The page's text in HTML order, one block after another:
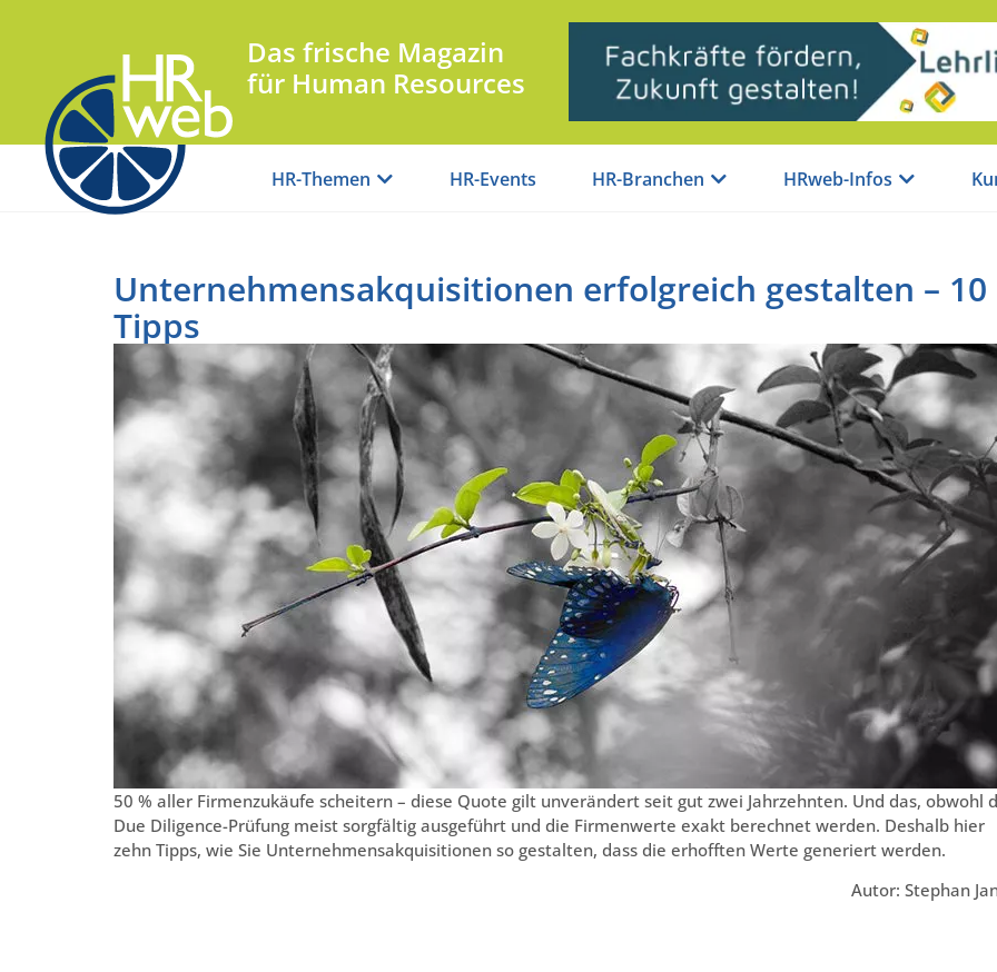
Das frische Magazin
für Human Resources
HR-Themen HR-Events HR-Branchen HRweb-Infos
Unternehmensakquisitionen erfolgreich gestalten – 10
Tipps
50 % aller Firmenzukäufe scheitern – diese Quote gilt unverändert seit gut zwei Jahrzehnten. Und das, obwohl
Due Diligence-Prüfung meist sorgfältig ausgeführt und die Firmenwerte exakt berechnet werden. Deshalb hier
zehn Tipps, wie Sie Unternehmensakquisitionen so gestalten, dass die erhofften Werte generiert werden.
Autor: Stephan